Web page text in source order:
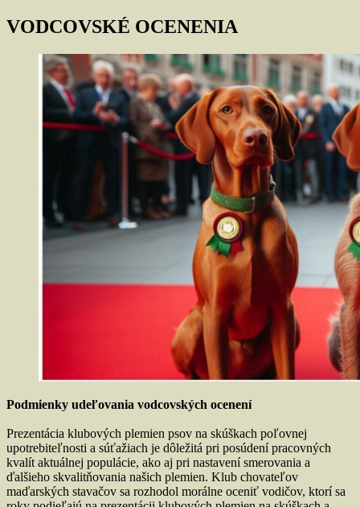
VODCOVSKÉ OCENENIA
Podmienky udeľovania vodcovských ocenení
Prezentácia klubových plemien psov na skúškach poľovnej
upotrebiteľnosti a súťažiach je dôležitá pri posúdení pracovných
kvalít aktuálnej populácie, ako aj pri nastavení smerovania a
ďalšieho skvalitňovania našich plemien. Klub chovateľov
maďarských stavačov sa rozhodol morálne oceniť vodičov, ktorí sa